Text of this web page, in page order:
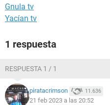
Gnula tv
Yacían tv
1 respuesta
RESPUESTA 1 / 1
piratacrimson 11.636
21 feb 2023 a las 20:52